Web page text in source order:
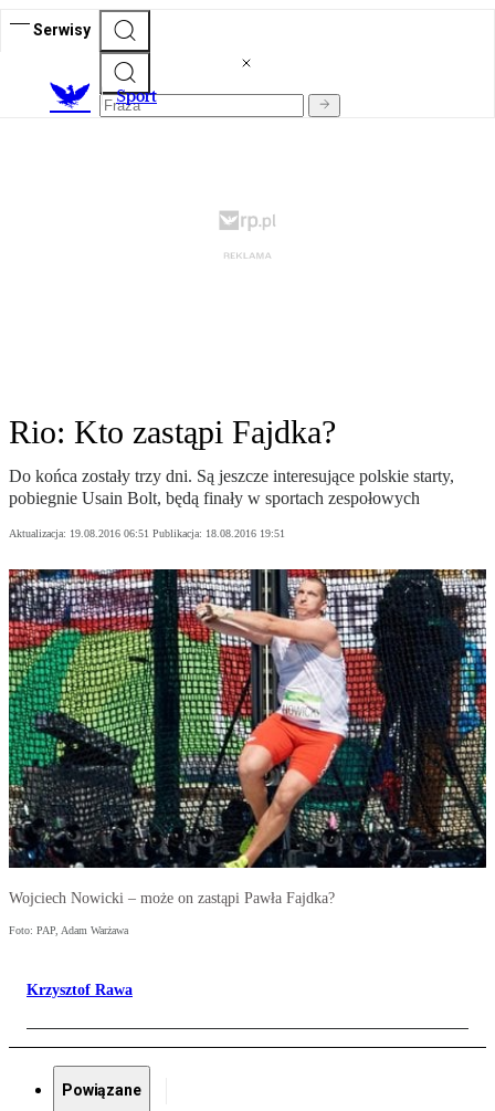
Serwisy
Sport
Rio: Kto zastąpi Fajdka?
Do końca zostały trzy dni. Są jeszcze interesujące polskie starty,
pobiegnie Usain Bolt, będą finały w sportach zespołowych
Aktualizacja: 19.08.2016 06:51 Publikacja: 18.08.2016 19:51
Wojciech Nowicki – może on zastąpi Pawła Fajdka?
Foto: PAP, Adam Warżawa
Krzysztof Rawa
Powiązane